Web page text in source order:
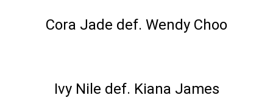
Cora Jade def. Wendy Choo
Ivy Nile def. Kiana James